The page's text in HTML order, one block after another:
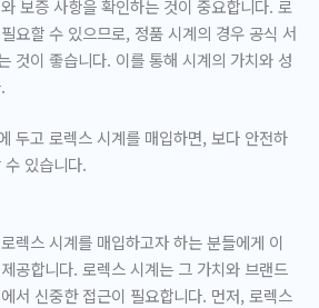
보증 사항을 확인하는 것이 중요합니다. 로
요할 수 있으므로, 정품 시계의 경우 공식 서
것이 좋습니다. 이를 통해 시계의 가치와 성
두고 로렉스 시계를 매입하면, 보다 안전하
있습니다.
렉스 시계를 매입하고자 하는 분들에게 이
공합니다. 로렉스 시계는 그 가치와 브랜드
서 신중한 접근이 필요합니다. 먼저, 로렉스